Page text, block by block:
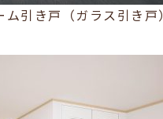
引き戸（ガラス引き戸）